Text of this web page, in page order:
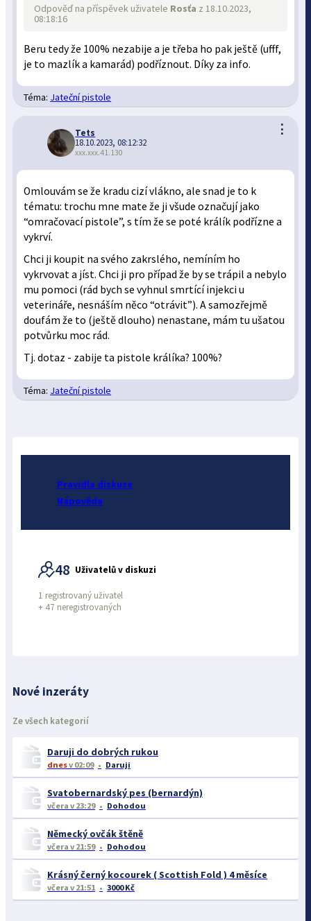
Odpověď na příspěvek uživatele Rosťa z 18.10.2023,
08:18:16
Beru tedy že 100% nezabije a je třeba ho pak ještě (ufff,
je to mazlík a kamarád) podříznout. Díky za info.
Téma: Jateční pistole
⋮
Tets
18.10.2023, 08:12:32
xxx.xxx.41.130
Omlouvám se že kradu cizí vlákno, ale snad je to k
tématu: trochu mne mate že ji všude označují jako
“omračovací pistole”, s tím že se poté králík podřízne a
vykrví.
Chci ji koupit na svého zakrslého, nemíním ho
vykrvovat a jíst. Chci ji pro případ že by se trápil a nebylo
mu pomoci (rád bych se vyhnul smrtící injekci u
veterináře, nesnáším něco “otrávit”). A samozřejmě
doufám že to (ještě dlouho) nenastane, mám tu ušatou
potvůrku moc rád.
Tj. dotaz - zabije ta pistole králíka? 100%?
Téma: Jateční pistole
Pravidla diskuze
Nápověda
48 Uživatelů v diskuzi
1 registrovaný uživatel
+ 47 neregistrovaných
Nové inzeráty
Ze všech kategorií
Daruji do dobrých rukou
dnesv 02:09 Daruji
Svatobernardský pes (bernardýn)
včera v 23:29 Dohodou
Německý ovčák štěně
včera v 21:59 Dohodou
Krásný černý kocourek ( Scottish Fold ) 4 měsíce
včera v 21:51 3000 Kč